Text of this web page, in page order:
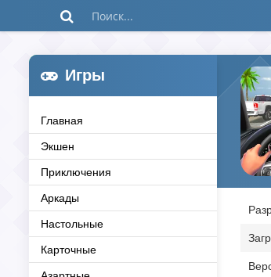
Игры
Главная
Экшен
Приключения
Аркады
Настольные
Карточные